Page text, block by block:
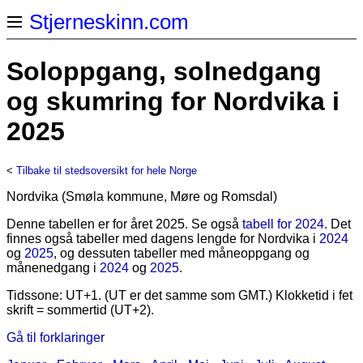
Stjerneskinn.com
Soloppgang, solnedgang
og skumring for Nordvika i
2025
< Tilbake til stedsoversikt for hele Norge
Nordvika (Smøla kommune, Møre og Romsdal)
Denne tabellen er for året 2025. Se også tabell for 2024. Det
finnes også tabeller med dagens lengde for Nordvika i 2024
og 2025, og dessuten tabeller med måneoppgang og
månenedgang i 2024 og 2025.
Tidssone: UT+1. (UT er det samme som GMT.) Klokketid i fet
skrift = sommertid (UT+2).
Gå til forklaringer